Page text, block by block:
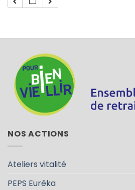
NOS ACTIONS
Ateliers vitalité
PEPS Eurêka